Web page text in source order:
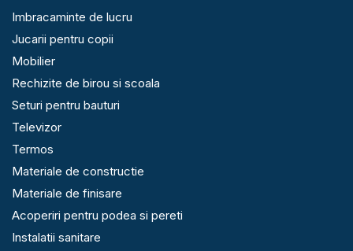
Imbracaminte de lucru
Jucarii pentru copii
Mobilier
Rechizite de birou si scoala
Seturi pentru bauturi
Televizor
Termos
Materiale de constructie
Materiale de finisare
Acoperiri pentru podea si pereti
Instalatii sanitare